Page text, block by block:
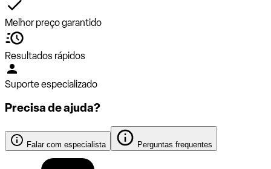
Melhor preço garantido
Resultados rápidos
Suporte especializado
Precisa de ajuda?
Falar com especialista Perguntas frequentes